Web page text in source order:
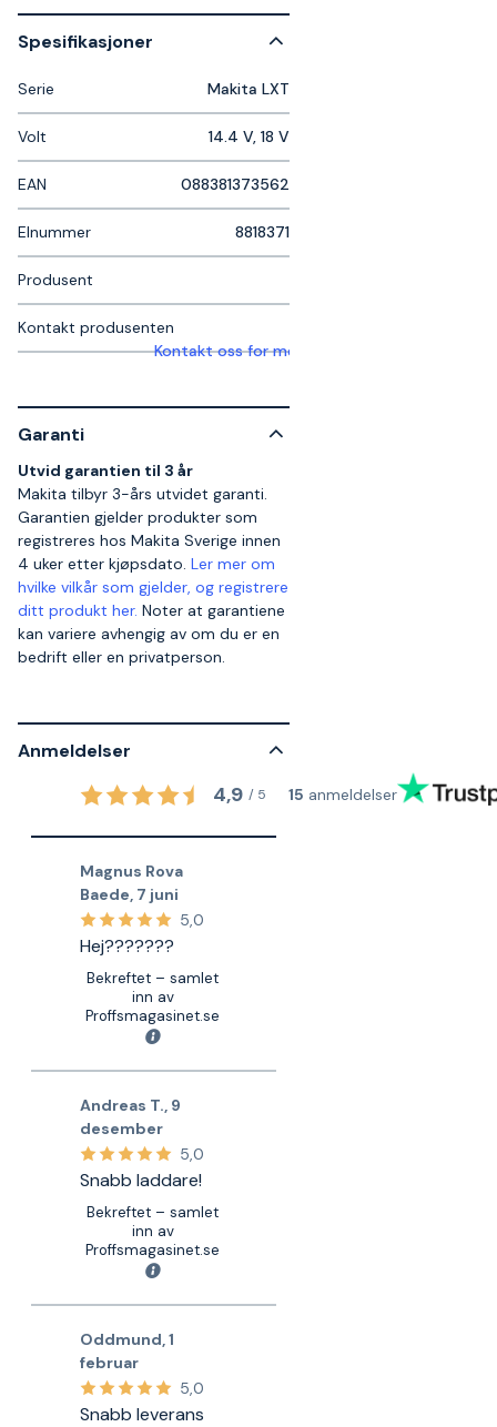
Spesifikasjoner
Serie Makita LXT
Volt 14.4 V, 18 V
EAN 088381373562
Elnummer 8818371
Produsent
Kontakt produsenten
Kontakt oss for mer informasjon
Garanti
Utvid garantien til 3 år
Makita tilbyr 3-års utvidet garanti.
Garantien gjelder produkter som
registreres hos Makita Sverige innen
4 uker etter kjøpsdato. Ler mer om
hvilke vilkår som gjelder, og registrere
ditt produkt her. Noter at garantiene
kan variere avhengig av om du er en
bedrift eller en privatperson.
Anmeldelser
4,9 / 5 15 anmeldelser
Magnus Rova
Baede, 7 juni
5,0
Hej???????
Bekreftet – samlet
inn av
Proffsmagasinet.se
Andreas T., 9
desember
5,0
Snabb laddare!
Bekreftet – samlet
inn av
Proffsmagasinet.se
Oddmund,1
februar
5,0
Snabb leverans